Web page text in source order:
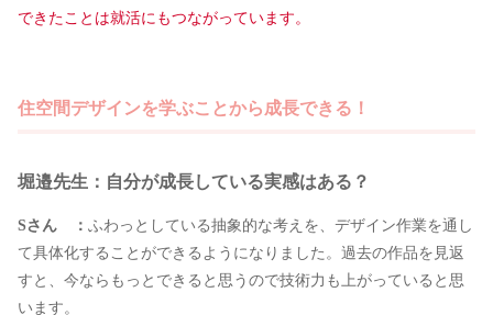
できたことは就活にもつながっています。
住空間デザインを学ぶことから成長できる！
堀邉先生：自分が成長している実感はある？
Sさん ： ふわっとしている抽象的な考えを、デザイン作業を通し
て具体化することができるようになりました。過去の作品を見返
すと、今ならもっとできると思うので技術力も上がっていると思
います。